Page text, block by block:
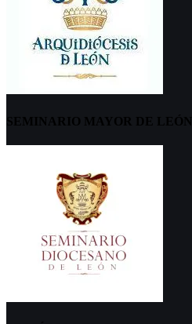
SEMINARIO MAYOR DE LEÓN